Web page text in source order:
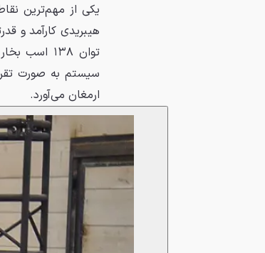
یکی از مهم‌ترین
سیستم به صورت
ارمغان می‌آورد.